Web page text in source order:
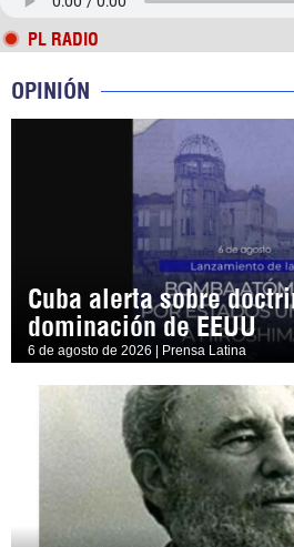
PL RADIO
OPINIÓN
Cuba alerta sobre
dominación de EEUU
6 de agosto de 2026 | Prensa Latina